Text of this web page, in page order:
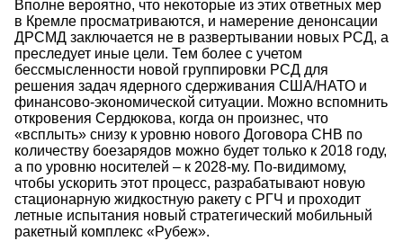
Вполне вероятно, что некоторые из этих ответных мер
в Кремле просматриваются, и намерение денонсации
ДРСМД заключается не в развертывании новых РСД, а
преследует иные цели. Тем более с учетом
бессмысленности новой группировки РСД для
решения задач ядерного сдерживания США/НАТО и
финансово-экономической ситуации. Можно вспомнить
откровения Сердюкова, когда он произнес, что
«всплыть» снизу к уровню нового Договора СНВ по
количеству боезарядов можно будет только к 2018 году,
а по уровню носителей – к 2028-му. По-видимому,
чтобы ускорить этот процесс, разрабатывают новую
стационарную жидкостную ракету с РГЧ и проходит
летные испытания новый стратегический мобильный
ракетный комплекс «Рубеж».